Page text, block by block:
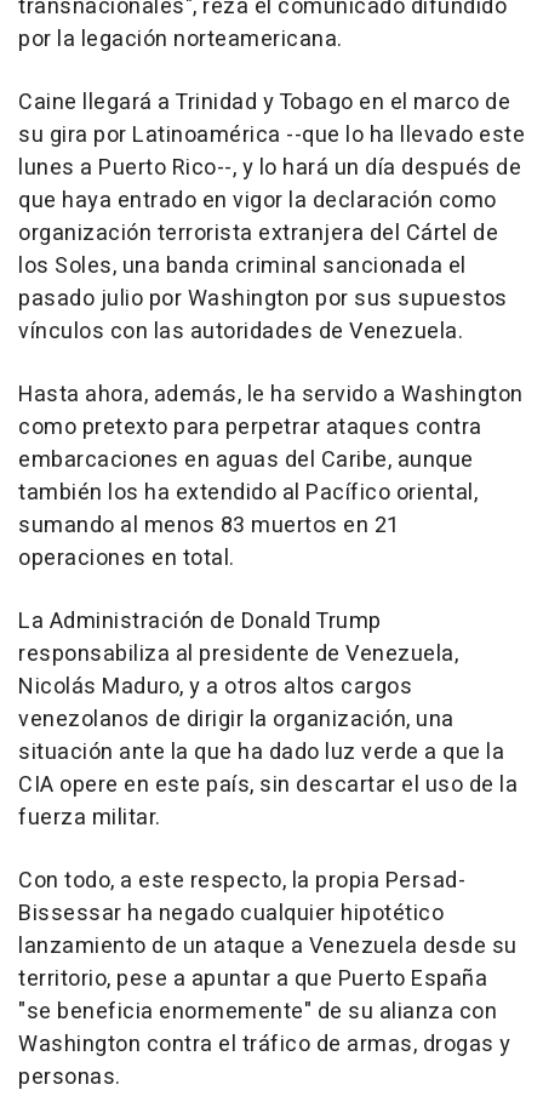
transnacionales", reza el comunicado difundido
por la legación norteamericana.
Caine llegará a Trinidad y Tobago en el marco de
su gira por Latinoamérica --que lo ha llevado este
lunes a Puerto Rico--, y lo hará un día después de
que haya entrado en vigor la declaración como
organización terrorista extranjera del Cártel de
los Soles, una banda criminal sancionada el
pasado julio por Washington por sus supuestos
vínculos con las autoridades de Venezuela.
Hasta ahora, además, le ha servido a Washington
como pretexto para perpetrar ataques contra
embarcaciones en aguas del Caribe, aunque
también los ha extendido al Pacífico oriental,
sumando al menos 83 muertos en 21
operaciones en total.
La Administración de Donald Trump
responsabiliza al presidente de Venezuela,
Nicolás Maduro, y a otros altos cargos
venezolanos de dirigir la organización, una
situación ante la que ha dado luz verde a que la
CIA opere en este país, sin descartar el uso de la
fuerza militar.
Con todo, a este respecto, la propia Persad-
Bissessar ha negado cualquier hipotético
lanzamiento de un ataque a Venezuela desde su
territorio, pese a apuntar a que Puerto España
"se beneficia enormemente" de su alianza con
Washington contra el tráfico de armas, drogas y
personas.